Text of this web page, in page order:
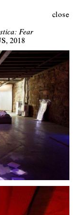
close
Fear
2018